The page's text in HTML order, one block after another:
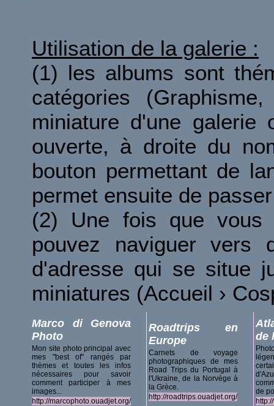
Utilisation de la galerie :
(1) les albums sont
catégories
miniature d'une galerie
ouverte, à droite du
bouton permettant de
permet ensuite de
(2) Une fois que vous
pouvez naviguer vers
d'adresse qui se situe
miniatures (Accueil ›
Marco di Genova
Photo
Mon site photo principal avec
mes "best of" rangés par
thèmes et toutes les infos
nécessaires pour savoir
comment participer à mes
images...
http://marcophoto.ouadjet.org/
Roadtrips en
Europe
Carnets de voyage
photographiques de mes
Road Trips du Portugal à
l'Ukraine, de la Norvège à
la Grèce.
http://roadtrips.ouadjet.org/
de
de